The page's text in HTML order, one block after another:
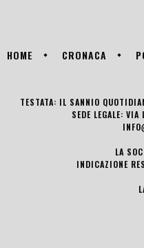
HOME CRONACA
TESTATA: IL SANNIO
SEDE LEGALE:
LA
INDICAZIONE